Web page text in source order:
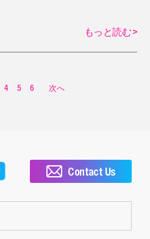
もっと読む>
4 5 6 次へ
Contact Us